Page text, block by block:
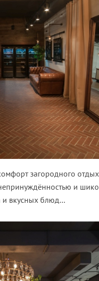
загородного
и
и вкусных блюд…